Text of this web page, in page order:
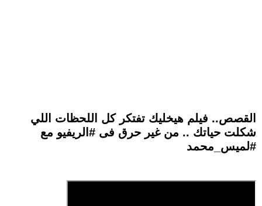
القصص.. فيلم هيخليك تفتكر كل اللحظات اللي
شكلت حياتك .. من غير حرق فى #الريفيو مع
#لميس_محمد